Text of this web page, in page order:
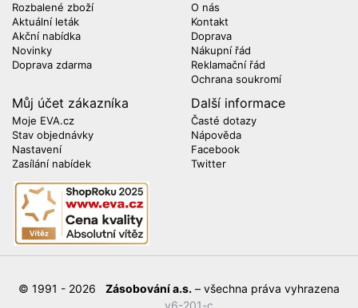
Rozbalené zboží
Aktuální leták
Akční nabídka
Novinky
Doprava zdarma
O nás
Kontakt
Doprava
Nákupní řád
Reklamační řád
Ochrana soukromí
Můj účet zákazníka
Moje EVA.cz
Stav objednávky
Nastavení
Zasílání nabídek
Další informace
Časté dotazy
Nápověda
Facebook
Twitter
© 1991 - 2026 Zásobování a.s. – všechna práva vyhrazena
v6-201-c